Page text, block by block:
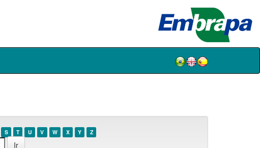
S T U V W X Y Z